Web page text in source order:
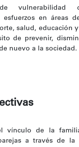
vulnerabilidad
esfuerzos en áreas
salud, educación
de prevenir,
nuevo a la sociedad.
vínculo de la
a través de la